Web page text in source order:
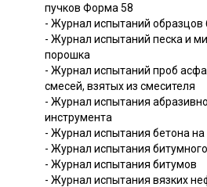
пучков Форма 58
- Журнал испытаний образцов
- Журнал испытаний песка и
порошка
- Журнал испытаний проб
смесей, взятых из смесителя
- Журнал испытания
инструмента
- Журнал испытания бетона на
- Журнал испытания
- Журнал испытания битумов
- Журнал испытания вязких